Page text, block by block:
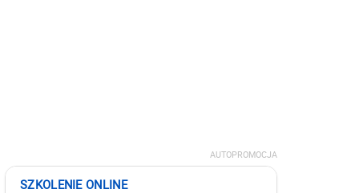
AUTOPROMOCJA
SZKOLENIE ONLINE